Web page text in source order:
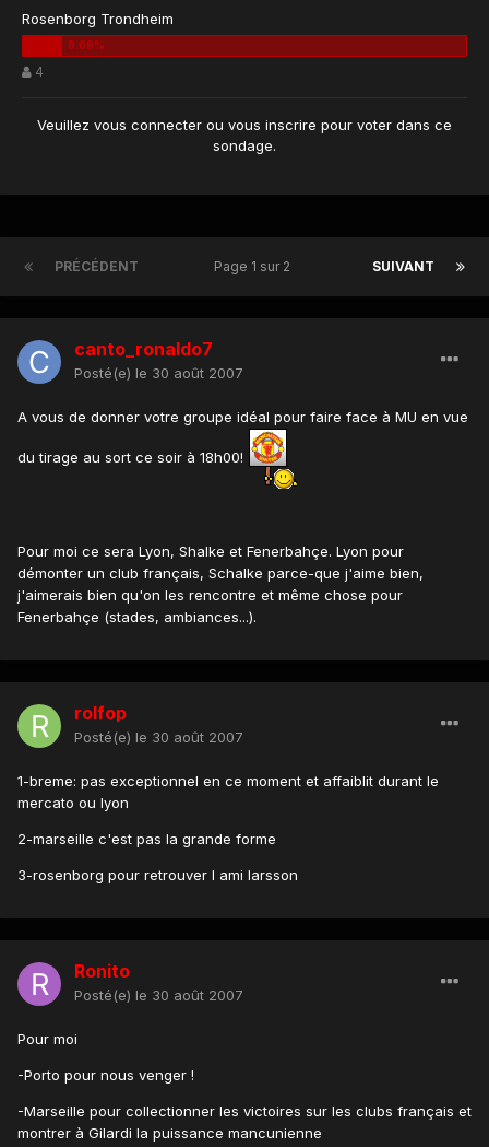
Rosenborg Trondheim
4
Veuillez vous connecter ou vous inscrire pour voter dans ce
sondage.
PRÉCÉDENT SUIVANT
Page 1 sur 2
canto_ronaldo7
Posté(e) le 30 août 2007
A vous de donner votre groupe idéal pour faire face à MU en vue
du tirage au sort ce soir à 18h00!
Pour moi ce sera Lyon, Shalke et Fenerbahçe. Lyon pour
démonter un club français, Schalke parce-que j'aime bien,
j'aimerais bien qu'on les rencontre et même chose pour
Fenerbahçe (stades, ambiances...).
rolfop
Posté(e) le 30 août 2007
1-breme: pas exceptionnel en ce moment et affaiblit durant le
mercato ou lyon
2-marseille c'est pas la grande forme
3-rosenborg pour retrouver l ami larsson
Ronito
Posté(e) le 30 août 2007
Pour moi
-Porto pour nous venger !
-Marseille pour collectionner les victoires sur les clubs français et
montrer à Gilardi la puissance mancunienne